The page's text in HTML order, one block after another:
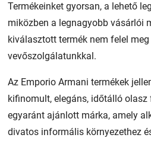
Termékeinket gyorsan, a lehető
miközben a legnagyobb vásárlói
kiválasztott termék nem felel
vevőszolgálatunkkal.
Az Emporio Armani termékek
kifinomult, elegáns, időtálló
egyaránt ajánlott márka, amely
divatos informális környezethez